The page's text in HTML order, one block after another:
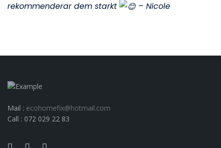
rekommenderar dem starkt
– Nicole
Mail : ecohomefix@hotmail.com
Call : 072 029 22 83